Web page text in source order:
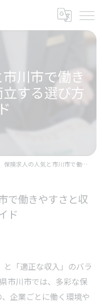
川市で働き
する選び方
保険求人の人気と市川市で働きやすさと収入を両立する選び方ガイド
で働きやすさと収
ド
「適正な収入」のバラ
市川市では、多彩な保
企業ごとに働く環境や